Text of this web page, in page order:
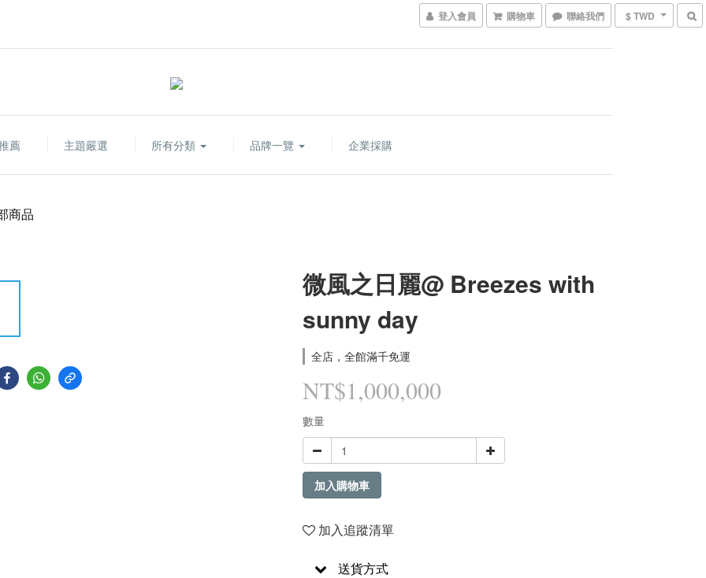
登入會員 購物車 聯絡我們 $ TWD
薦 主題嚴選 所有分類 品牌一覽 企業採購
商品
微風之日麗@ Breezes with
sunny day
全店，全館滿千免運
NT$1,000,000
數量
加入購物車
加入追蹤清單
送貨方式